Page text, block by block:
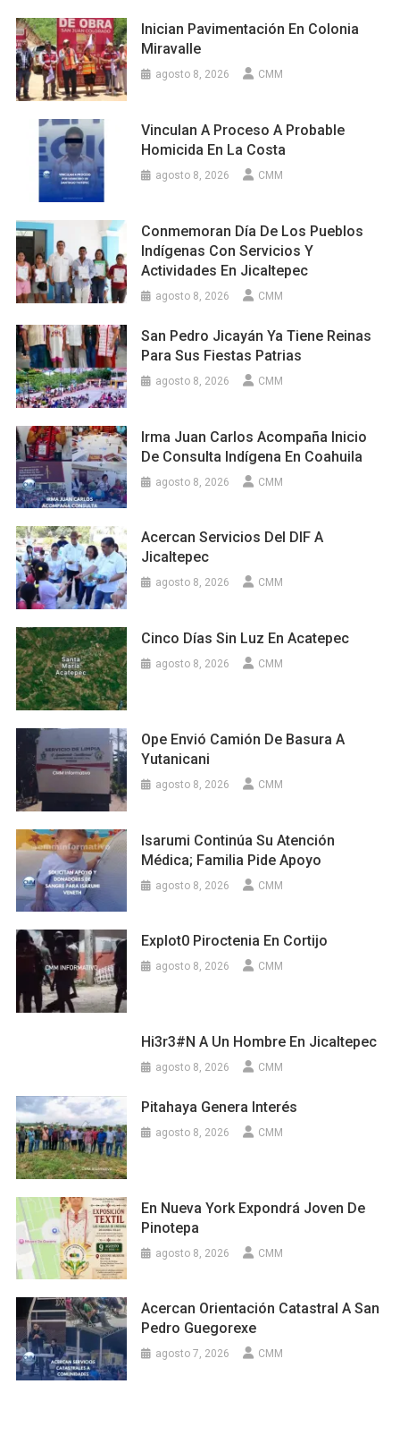
Inician Pavimentación En Colonia
Miravalle
agosto 8, 2026 CMM
Vinculan A Proceso A Probable
Homicida En La Costa
agosto 8, 2026 CMM
Conmemoran Día De Los Pueblos
Indígenas Con Servicios Y
Actividades En Jicaltepec
agosto 8, 2026 CMM
San Pedro Jicayán Ya Tiene Reinas
Para Sus Fiestas Patrias
agosto 8, 2026 CMM
Irma Juan Carlos Acompaña Inicio
De Consulta Indígena En Coahuila
agosto 8, 2026 CMM
Acercan Servicios Del DIF A
Jicaltepec
agosto 8, 2026 CMM
Cinco Días Sin Luz En Acatepec
agosto 8, 2026 CMM
Ope Envió Camión De Basura A
Yutanicani
agosto 8, 2026 CMM
Isarumi Continúa Su Atención
Médica; Familia Pide Apoyo
agosto 8, 2026 CMM
Explot0 Piroctenia En Cortijo
agosto 8, 2026 CMM
Hi3r3#n A Un Hombre En Jicaltepec
agosto 8, 2026 CMM
Pitahaya Genera Interés
agosto 8, 2026 CMM
En Nueva York Expondrá Joven De
Pinotepa
agosto 8, 2026 CMM
Acercan Orientación Catastral A San
Pedro Guegorexe
agosto 7, 2026 CMM